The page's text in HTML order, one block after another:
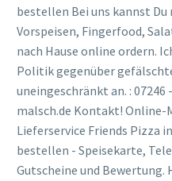
bestellen Bei uns kannst
Vorspeisen, Fingerfood,
nach Hause online ordern.
Politik gegenüber
uneingeschränkt an. :
malsch.de Kontakt! Online-
Lieferservice Friends Pizza
bestellen - Speisekarte,
Gutscheine und